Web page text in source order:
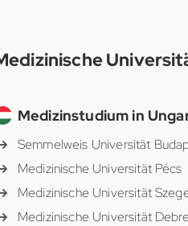
Medizinstudium in
Semmelweis Universität
Medizinische Universität Pécs
Medizinische Universität
Medizinische Universität